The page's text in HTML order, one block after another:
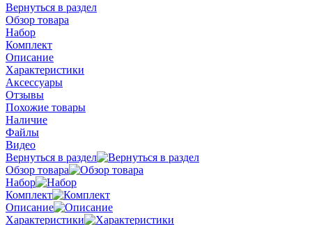
Вернуться в раздел
Обзор товара
Набор
Комплект
Описание
Характеристики
Аксессуары
Отзывы
Похожие товары
Наличие
Файлы
Видео
Вернуться в раздел
Обзор товара
Набор
Комплект
Описание
Характеристики